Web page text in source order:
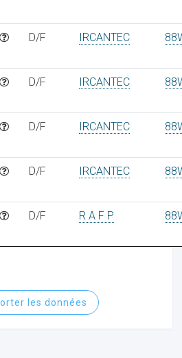
D/F IRCANTEC
D/F IRCANTEC
D/F IRCANTEC
D/F IRCANTEC
D/F R A F P
les données